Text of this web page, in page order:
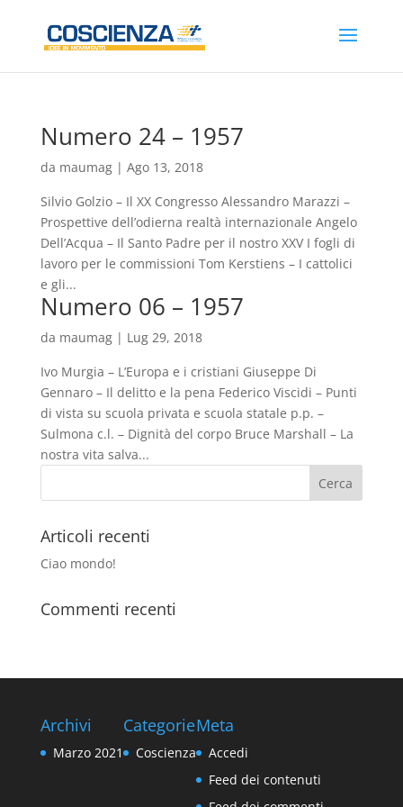
Numero 24 – 1957
da maumag| Ago 13, 2018
Silvio Golzio – Il XX Congresso Alessandro Marazzi –
Prospettive dell’odierna realtà internazionale Angelo
Dell’Acqua – Il Santo Padre per il nostro XXV I fogli di
lavoro per le commissioni Tom Kerstiens – I cattolici
e gli...
Numero 06 – 1957
da maumag| Lug 29, 2018
Ivo Murgia – L’Europa e i cristiani Giuseppe Di
Gennaro – Il delitto e la pena Federico Viscidi – Punti
di vista su scuola privata e scuola statale p.p. –
Sulmona c.l. – Dignità del corpo Bruce Marshall – La
nostra vita salva...
Articoli recenti
Ciao mondo!
Commenti recenti
Archivi
Marzo 2021
Categorie
Coscienza
Meta
Accedi
Feed dei contenuti